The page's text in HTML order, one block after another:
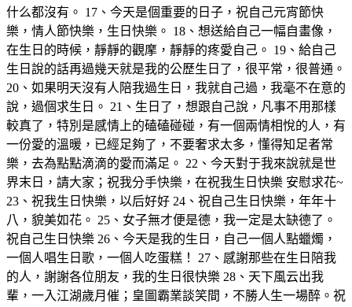
什么都沒有。 17、今天是個重要的日子，祝自己元宵節快
樂，情人節快樂，生日快樂。 18、想送給自己一幅自畫像，
在生日的時候，靜靜的觀摩，靜靜的疼愛自己。 19、給自己
生日說的話再過幾天就是我的公歷生日了，很平常，很普通。
20、如果明天沒有人陪我過生日，我就自己過，我毫不在意的
說，過個求生日。 21、生日了，想跟自己說，凡事不用那樣
較真了，特別是感情上的磕磕碰碰，有一個兩情相悅的人，有
一份愛的溫暖，已經足夠了，不要奢求太多，懂得知足者常
樂，去為點點滴滴的愛而滿足。 22、今天對于我來說就是世
界末日，請大家；祝我分手快樂，在祝我生日快樂 安慰求花~
23、祝我生日快樂，以后好好 24、祝自己生日快樂，年年十
八，貌美如花。 25、女子無才便是德，我一定是太缺德了。
祝自己生日快樂 26、今天是我的生日，自己一個人點蠟燭，
一個人唱生日歌，一個人吃蛋糕！ 27、感謝那些在生日陪我
的人，謝謝各位朋友，我的生日很快樂 28、天下風云出我
輩，一入江湖歲月催；皇圖霸業談笑間，不勝人生一場醉。祝